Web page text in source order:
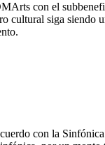
con el
cultural siga siendo
con la